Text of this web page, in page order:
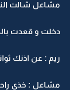
مشاعل شالت
دخلت و قعدت
ريم : عن اذنك
مشاعل : خذي